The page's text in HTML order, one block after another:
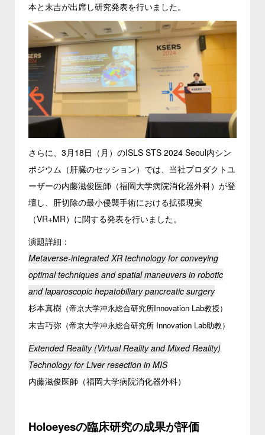
本と末吉が出席し研究発表を行いました。
さらに、3月18日（月）のISLS STS 2024 Seoul内シン
ポジウム（肝臓のセッション）では、当社プロダクトユ
ーザーの内藤滋俊医師（福岡大学病院消化器外科）が登
壇し、肝切除の最小侵襲手術における拡張現実
（VR+MR）に関する発表を行いました。
演題詳細：
Metaverse-integrated XR technology for conveying
optimal techniques and spatial maneuvers in robotic
and laparoscopic hepatobiliary pancreatic surgery
杉本真樹 （帝京大学冲永総合研究所Innovation Lab教授）
末吉巧弥 （帝京大学冲永総合研究所 Innovation Lab助教）
Extended Reality (Virtual Reality and Mixed Reality)
Technology for Liver resection in MIS
内藤滋俊医師（福岡大学病院消化器外科）
Holoeyesの臨床研究の成果が評価